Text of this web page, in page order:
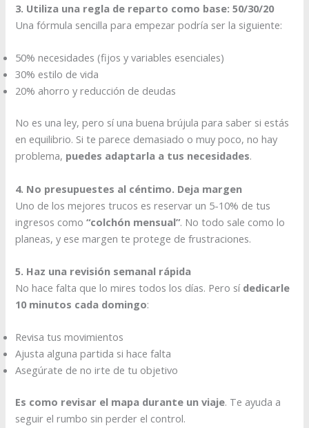
3. Utiliza una regla de reparto como base: 50/30/20
Una fórmula sencilla para empezar podría ser la siguiente:
50% necesidades (fijos y variables esenciales)
30% estilo de vida
20% ahorro y reducción de deudas
No es una ley, pero sí una buena brújula para saber si estás
en equilibrio. Si te parece demasiado o muy poco, no hay
problema, puedes adaptarla a tus necesidades.
4. No presupuestes al céntimo. Deja margen
Uno de los mejores trucos es reservar un 5-10% de tus
ingresos como“colchón mensual”. No todo sale como lo
planeas, y ese margen te protege de frustraciones.
5. Haz una revisión semanal rápida
No hace falta que lo mires todos los días. Pero sí dedicarle
10 minutos cada domingo:
Revisa tus movimientos
Ajusta alguna partida si hace falta
Asegúrate de no irte de tu objetivo
Es como revisar el mapa durante un viaje. Te ayuda a
seguir el rumbo sin perder el control.